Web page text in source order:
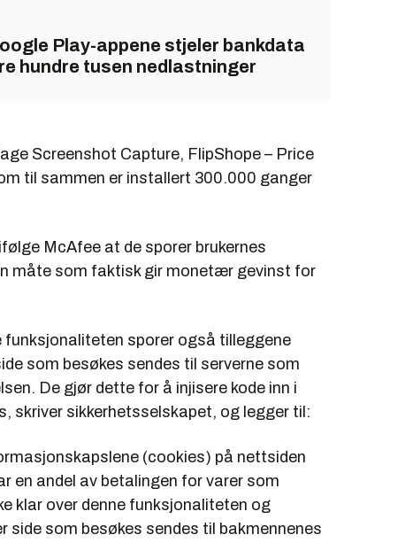
Play-appene stjeler bankdata
hundre tusen nedlastninger
Screenshot Capture, FlipShope – Price
til sammen er installert 300.000 ganger
McAfee at de sporer brukernes
måte som faktisk gir monetær gevinst for
funksjonaliteten sporer også tilleggene
som besøkes sendes til serverne som
De gjør dette for å injisere kode inn i
skriver sikkerhetsselskapet, og legger til:
(cookies) på nettsiden
en andel av betalingen for varer som
klar over denne funksjonaliteten og
side som besøkes sendes til bakmennenes